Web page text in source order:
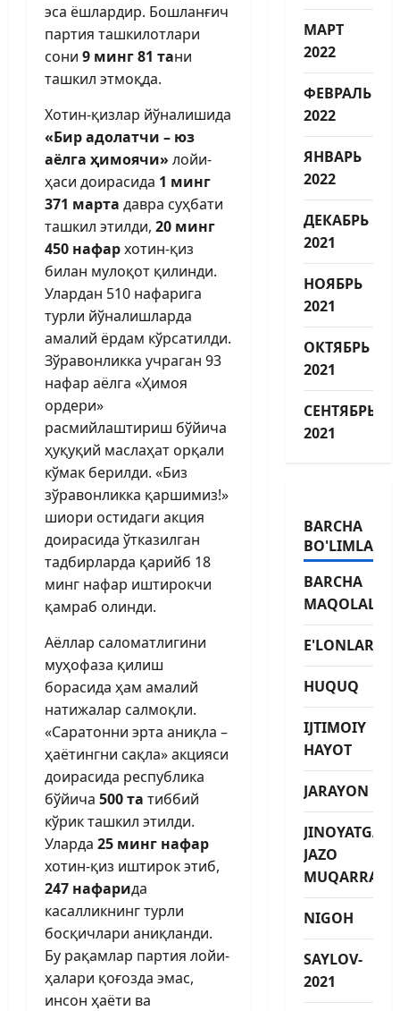
эса ёшлардир. Бошланғич
партия ташкилотлари
сони 9 минг 81 тани
ташкил этмоқда.
Хотин-қизлар йўналишида
«Бир адолатчи – юз
аёлга ҳимоячи» лойи­
ҳаси доирасида 1 минг
371 марта давра суҳбати
ташкил этилди, 20 минг
450 нафархотин-қиз
билан мулоқот қилинди.
Улардан 510 нафарига
турли йўналишларда
амалий ёрдам кўрсатилди.
Зўравонликка учраган 93
нафар аёлга «Ҳимоя
ордери»
расмийлаштириш бўйича
ҳуқуқий маслаҳат орқали
кўмак берилди. «Биз
зўравонликка қаршимиз!»
шиори остидаги акция
доирасида ўтказилган
тадбирларда қарийб 18
минг нафар иштирокчи
қамраб олинди.
Аёллар саломатлигини
муҳофаза қилиш
борасида ҳам амалий
натижалар салмоқли.
«Саратонни эрта аниқла –
ҳаётингни сақла» акцияси
доирасида рес­публика
бўйича 500 та тиббий
кўрик ташкил этилди.
Уларда 25 минг нафар
хотин-қиз иштирок этиб,
247 нафарида
касалликнинг турли
босқичлари аниқланди.
Бу рақамлар партия лойи­
ҳалари қоғозда эмас,
инсон ҳаёти ва
МАРТ
2022
ФЕВРАЛЬ
2022
ЯНВАРЬ
2022
ДЕКАБРЬ
2021
НОЯБРЬ
2021
ОКТЯБРЬ
2021
СЕНТЯБРЬ
2021
BARCHA
BO'LIMLAR
BARCHA
MAQOLALAR
E'LONLAR
HUQUQ
IJTIMOIY
HAYOT
JARAYON
JINOYATGA
JAZO
MUQARRAR
NIGOH
SAYLOV-
2021